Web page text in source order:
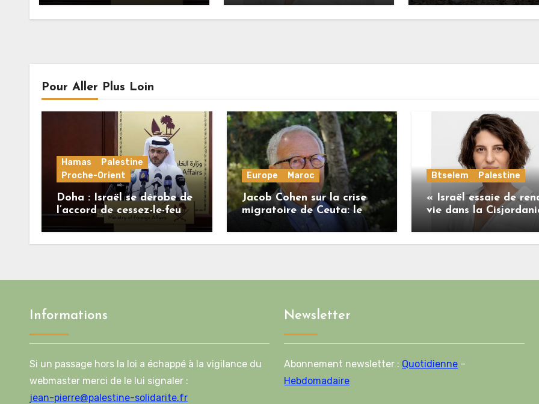
Pour Aller Plus Loin
Hamas
Palestine
Proche-Orient
Doha : Israël se dérobe de
l’accord de cessez-le-feu
alors que le Hamas honore
Europe Maroc
Jacob Cohen sur la crise
migratoire de Ceuta: le
régime marocain a perdu
Btselem Palestine
« Israël essaie de
vie dans la
insoutenable pour les
Informations
Si un passage hors la loi a échappé à la vigilance du
webmaster merci de le lui signaler :
jean-pierre@palestine-solidarite.fr
Newsletter
Abonnement newsletter : Quotidienne –
Hebdomadaire